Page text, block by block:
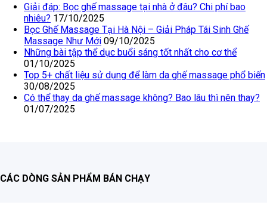
Giải đáp: Bọc ghế massage tại nhà ở đâu? Chi phí bao
nhiêu? 17/10/2025
Bọc Ghế Massage Tại Hà Nội – Giải Pháp Tái Sinh Ghế
Massage Như Mới 09/10/2025
Những bài tập thể dục buổi sáng tốt nhất cho cơ thể
01/10/2025
Top 5+ chất liệu sử dụng để làm da ghế massage phổ biến
30/08/2025
Có thể thay da ghế massage không? Bao lâu thì nên thay?
01/07/2025
CÁC DÒNG SẢN PHẨM BÁN CHẠY